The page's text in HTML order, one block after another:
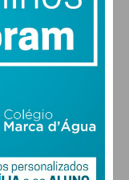
1,2k
Subscribers